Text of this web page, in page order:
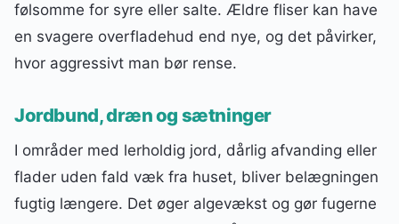
følsomme for syre eller salte. Ældre fliser kan have
en svagere overfladehud end nye, og det påvirker,
hvor aggressivt man bør rense.
Jordbund, dræn og sætninger
I områder med lerholdig jord, dårlig afvanding eller
flader uden fald væk fra huset, bliver belægningen
fugtig længere. Det øger algevækst og gør fugerne